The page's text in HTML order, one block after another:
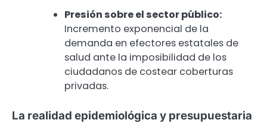
Presión sobre el sector público:
Incremento exponencial de la
demanda en efectores estatales de
salud ante la imposibilidad de los
ciudadanos de costear coberturas
privadas.
La realidad epidemiológica y presupuestaria